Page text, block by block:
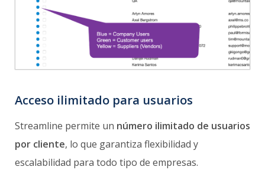
Acceso ilimitado para usuarios
Streamline permite un número ilimitado de usuarios
por cliente, lo que garantiza flexibilidad y
escalabilidad para todo tipo de empresas.